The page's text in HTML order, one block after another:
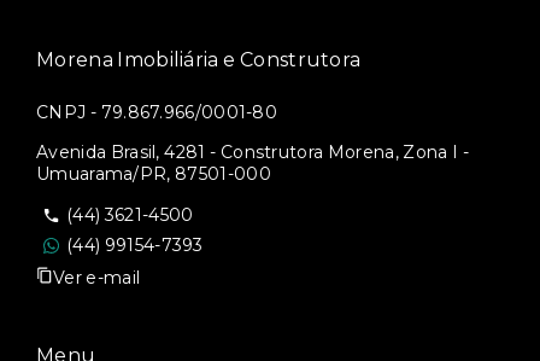
Morena Imobiliária e Construtora
CNPJ - 79.867.966/0001-80
Avenida Brasil, 4281 - Construtora Morena, Zona I -
Umuarama/PR, 87501-000
(44) 3621-4500
(44) 99154-7393
Ver e-mail
Menu